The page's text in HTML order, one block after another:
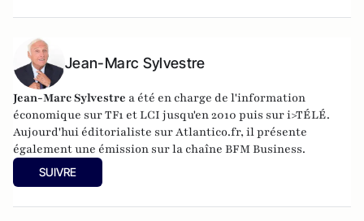
Jean-Marc Sylvestre
Jean-Marc Sylvestre a été en charge de l'information
économique sur TF1 et LCI jusqu'en 2010 puis sur i>TÉLÉ.
Aujourd'hui éditorialiste sur Atlantico.fr, il présente
également une émission sur la chaîne BFM Business.
SUIVRE